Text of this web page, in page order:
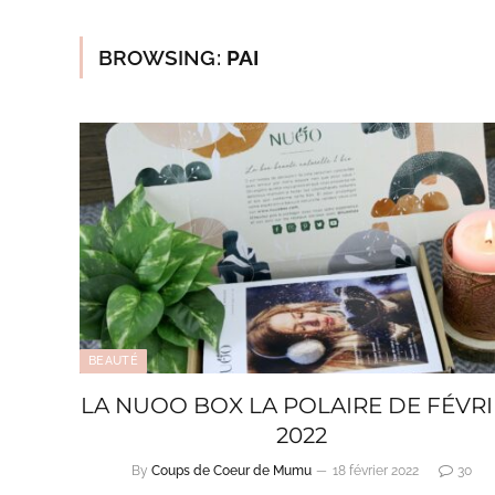
BROWSING: PAI
BEAUTÉ
LA NUOO BOX LA POLAIRE DE
2022
By Coups de Coeur de Mumu 18 février 2022 30